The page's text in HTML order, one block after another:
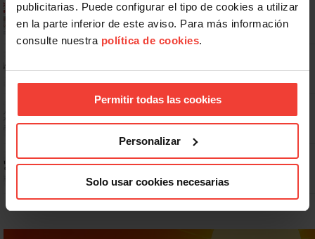
publicitarias. Puede configurar el tipo de cookies a utilizar
en la parte inferior de este aviso. Para más información
consulte nuestra política de cookies.
Permitir todas las cookies
Personalizar
Solo usar cookies necesarias
Ya os podéis descargar la app de USO
libre
Dudas frecuentes sobre las vacaciones
Prepara gratis con USO las oposiciones a AGE, Seguridad Social y
Correos